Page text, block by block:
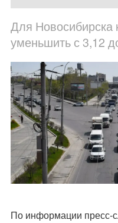
Для
уменьшить с 3,12
По информации пресс-